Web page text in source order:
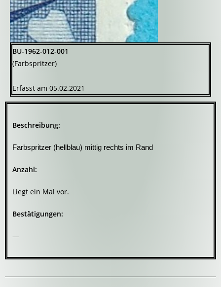
BU-1962-012-001
(Farbspritzer)
Erfasst am 05.02.2021
Beschreibung:
Farbspritzer (hellblau) mittig rechts im Rand
Anzahl:
Liegt ein Mal vor.
Bestätigungen:
—